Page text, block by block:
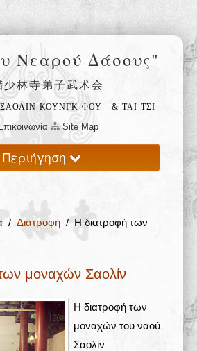
Νεαρού Δάσους"
少林寺弟子武术会
ΚΟΥΝΓΚ ΦΟΥ & ΤΑΙ ΤΣΙ
Site Map
Περιήγηση
少林寺
/ Διατροφή / Η διατροφή των
μοναχών Σαολίν
H διατροφή των
μοναχών του ναού
Σαολίν